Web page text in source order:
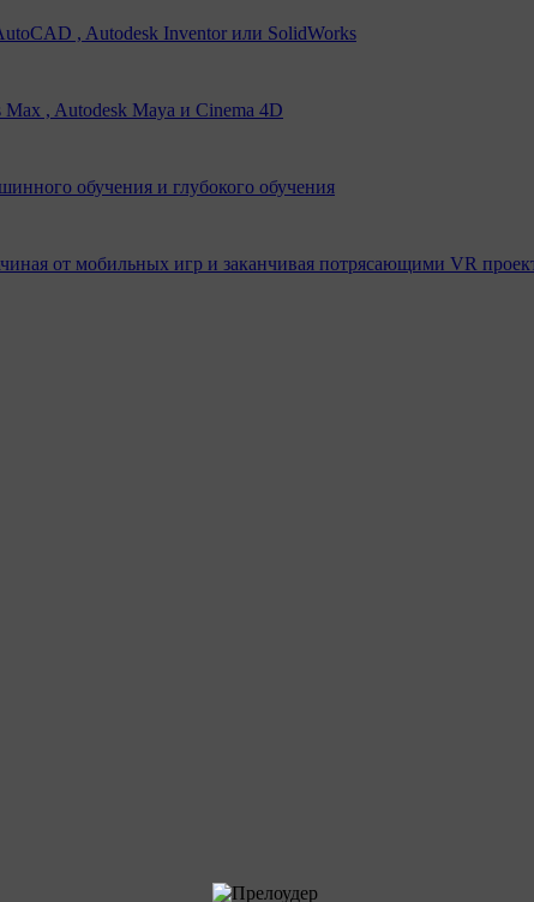
, Autodesk Inventor или SolidWorks
Max , Autodesk Maya и Cinema 4D
обучения и глубокого обучения
от мобильных игр и заканчивая потрясающими VR